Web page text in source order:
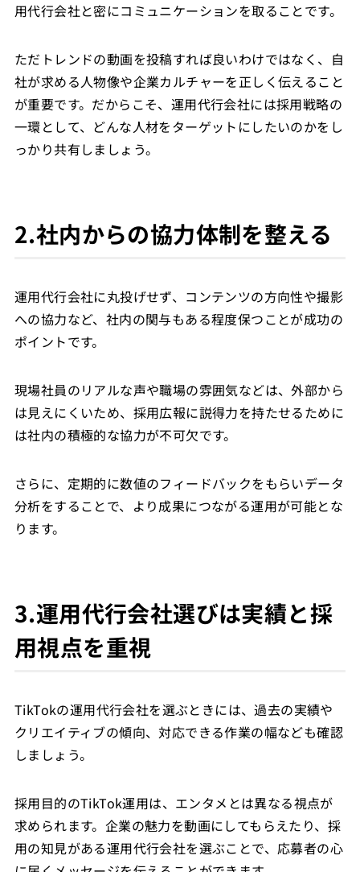
用代行会社と密にコミュニケーションを取ることです。
ただトレンドの動画を投稿すれば良いわけではなく、自
社が求める人物像や企業カルチャーを正しく伝えること
が重要です。だからこそ、運用代行会社には採用戦略の
一環として、どんな人材をターゲットにしたいのかをし
っかり共有しましょう。
2.社内からの協力体制を整える
運用代行会社に丸投げせず、コンテンツの方向性や撮影
への協力など、社内の関与もある程度保つことが成功の
ポイントです。
現場社員のリアルな声や職場の雰囲気などは、外部から
は見えにくいため、採用広報に説得力を持たせるために
は社内の積極的な協力が不可欠です。
さらに、定期的に数値のフィードバックをもらいデータ
分析をすることで、より成果につながる運用が可能とな
ります。
3.運用代行会社選びは実績と採
用視点を重視
TikTokの運用代行会社を選ぶときには、過去の実績や
クリエイティブの傾向、対応できる作業の幅なども確認
しましょう。
採用目的のTikTok運用は、エンタメとは異なる視点が
求められます。企業の魅力を動画にしてもらえたり、採
用の知見がある運用代行会社を選ぶことで、応募者の心